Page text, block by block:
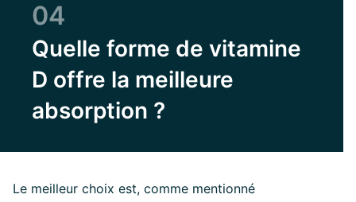
04
Quelle forme de vitamine
D offre la meilleure
absorption ?
Le meilleur choix est, comme mentionné